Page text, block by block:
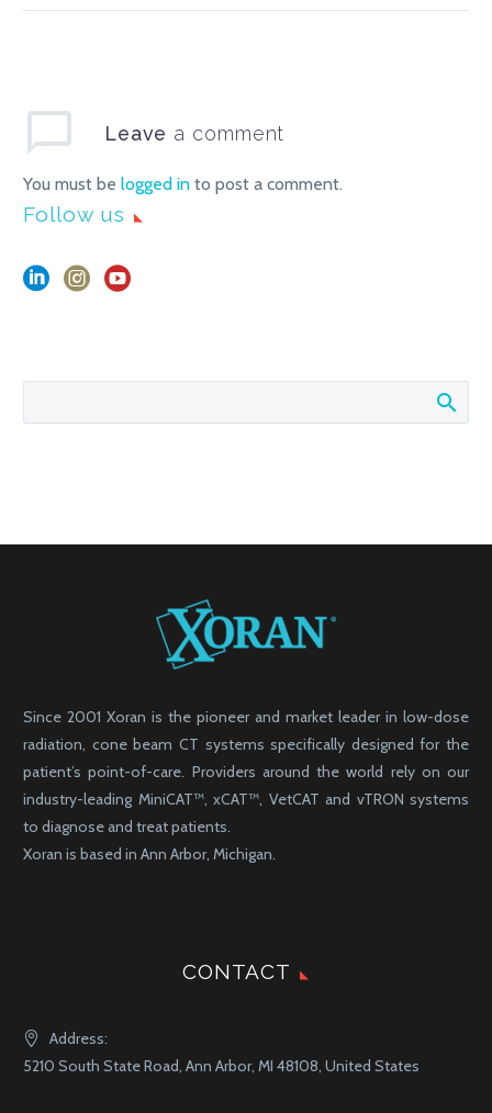
Leave a comment
You must be logged in to post a comment.
Follow us
Since 2001 Xoran is the pioneer and market leader in low-dose
radiation, cone beam CT systems specifically designed for the
patient’s point-of-care. Providers around the world rely on our
industry-leading MiniCAT™, xCAT™, VetCAT and vTRON systems
to diagnose and treat patients.
Xoran is based in Ann Arbor, Michigan.
CONTACT
Address:
5210 South State Road, Ann Arbor, MI 48108, United States